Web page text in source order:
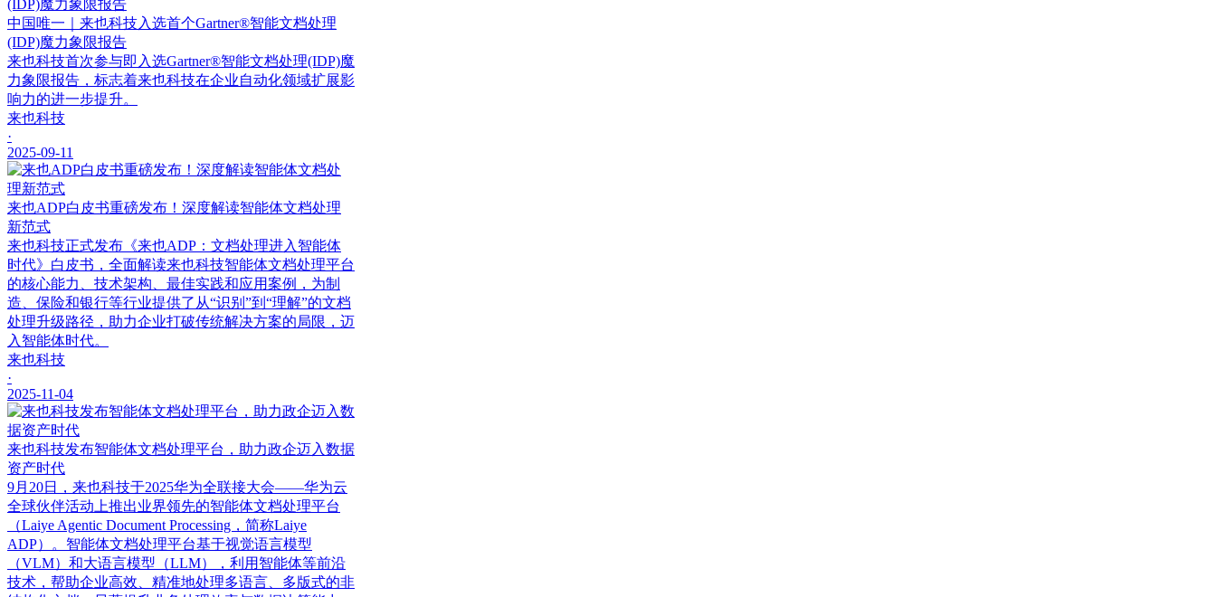
中国唯一｜来也科技入选首个Gartner®智能文档处理
(IDP)魔力象限报告
来也科技首次参与即入选Gartner®智能文档处理(IDP)魔
力象限报告，标志着来也科技在企业自动化领域扩展影
响力的进一步提升。
来也科技
·
2025-09-11
来也ADP白皮书重磅发布！深度解读智能体文档处理
新范式
来也科技正式发布《来也ADP：文档处理进入智能体
时代》白皮书，全面解读来也科技智能体文档处理平台
的核心能力、技术架构、最佳实践和应用案例，为制
造、保险和银行等行业提供了从“识别”到“理解”的文档
处理升级路径，助力企业打破传统解决方案的局限，迈
入智能体时代。
来也科技
·
2025-11-04
来也科技发布智能体文档处理平台，助力政企迈入数据
资产时代
9月20日，来也科技于2025华为全联接大会——华为云
全球伙伴活动上推出业界领先的智能体文档处理平台
（Laiye Agentic Document Processing，简称Laiye
ADP）。智能体文档处理平台基于视觉语言模型
（VLM）和大语言模型（LLM），利用智能体等前沿
技术，帮助企业高效、精准地处理多语言、多版式的非